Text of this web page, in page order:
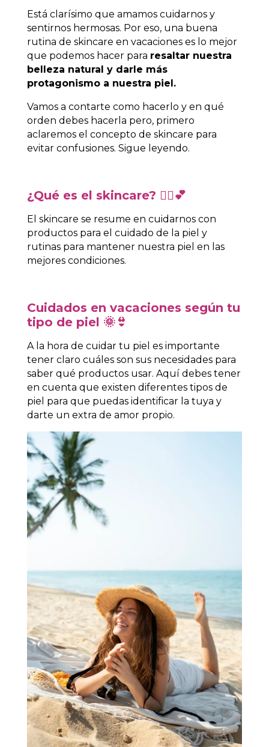
Está clarísimo que amamos cuidarnos y
sentirnos hermosas. Por eso, una buena
rutina de skincare en vacaciones es lo mejor
que podemos hacer para resaltar nuestra
belleza natural y darle más
protagonismo a nuestra piel.
Vamos a contarte como hacerlo y en qué
orden debes hacerla pero, primero
aclaremos el concepto de skincare para
evitar confusiones. Sigue leyendo.
¿Qué es el skincare? 💆‍♀️💕
El skincare se resume en cuidarnos con
productos para el cuidado de la piel y
rutinas para mantener nuestra piel en las
mejores condiciones.
Cuidados en vacaciones según tu
tipo de piel 🌞👙
A la hora de cuidar tu piel es importante
tener claro cuáles son sus necesidades para
saber qué productos usar. Aquí debes tener
en cuenta que existen diferentes tipos de
piel para que puedas identificar la tuya y
darte un extra de amor propio.